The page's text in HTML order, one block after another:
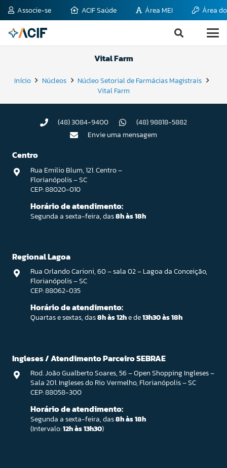
Associe-se ACIF Saúde Área MEI Área
Vital Farm
Início Núcleos
Núcleo Setorial de Farmácias Magistrais
Vital Farm
(48) 3084-9400
(48) 98818-5882
Envie uma mensagem
Centro
Rua Emilio Blum, 121. Centro –
Florianópolis – SC
CEP: 88020-010
Horário de atendimento:
Segunda a sexta-feira, das8h às 18h
Regional Lagoa
Rua Orlando Carioni, 60 – sala 02 – Lagoa da Conceição,
Florianópolis – SC
CEP: 88062-035
Horário de atendimento:
Quartas e sextas, das8h às 12he de13h30 às 18h
Ingleses / Atendimento Parceiro SEBRAE
Rod. João Gualberto Soares, 56 – Open Shopping Ingleses –
Sala 201. Ingleses do Rio Vermelho, Florianópolis – SC
CEP: 88058-300
Horário de atendimento:
Segunda a sexta-feira, das8h às 18h
(Intervalo:12h às 13h30)